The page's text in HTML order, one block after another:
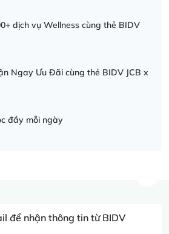
dịch vụ Wellness cùng thẻ BIDV
Ngay Ưu Đãi cùng thẻ BIDV JCB x
đầy mỗi ngày
để nhận thông tin từ BIDV